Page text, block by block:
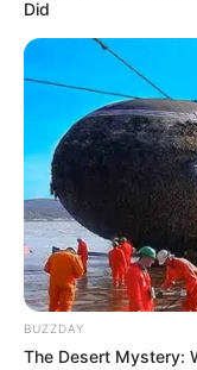
pensez à
cadeau.
Les jours les
grilles sont les
de chaque Mois.
Did
BUZZDAY
The Desert Mystery: